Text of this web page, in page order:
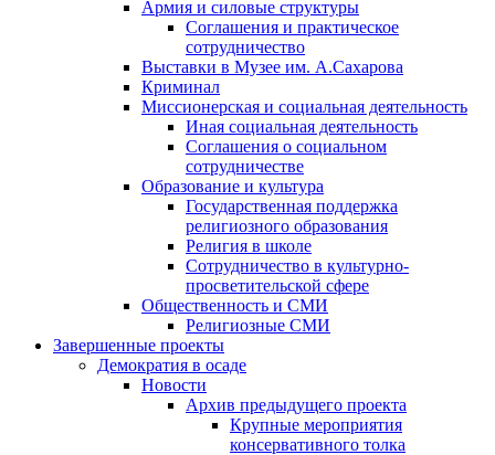
Армия и силовые структуры
Соглашения и практическое
сотрудничество
Выставки в Музее им. А.Сахарова
Криминал
Миссионерская и социальная деятельность
Иная социальная деятельность
Соглашения о социальном
сотрудничестве
Образование и культура
Государственная поддержка
религиозного образования
Религия в школе
Сотрудничество в культурно-
просветительской сфере
Общественность и СМИ
Религиозные СМИ
Завершенные проекты
Демократия в осаде
Новости
Архив предыдущего проекта
Крупные мероприятия
консервативного толка